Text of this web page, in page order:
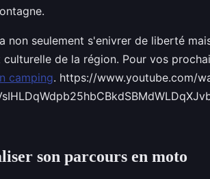
non seulement s'enivrer de liberté
de la région. Pour vos
camping. https://www.youtube.com/
son parcours en moto